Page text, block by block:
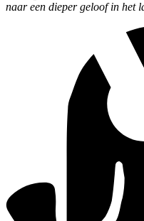
naar een dieper geloof in het